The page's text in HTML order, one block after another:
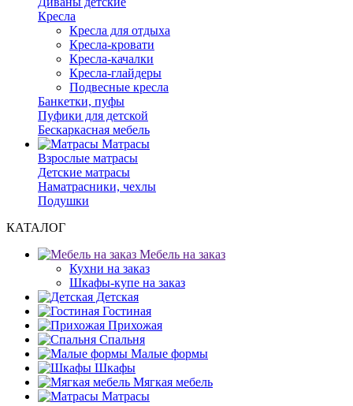
Кресла
Кресла для отдыха
Кресла-кровати
Кресла-качалки
Кресла-глайдеры
Подвесные кресла
Банкетки, пуфы
Пуфики для детской
Бескаркасная мебель
Матрасы
Взрослые матрасы
Детские матрасы
Наматрасники, чехлы
Подушки
КАТАЛОГ
Мебель на заказ
Кухни на заказ
Шкафы-купе на заказ
Детская
Гостиная
Прихожая
Спальня
Малые формы
Шкафы
Мягкая мебель
Матрасы